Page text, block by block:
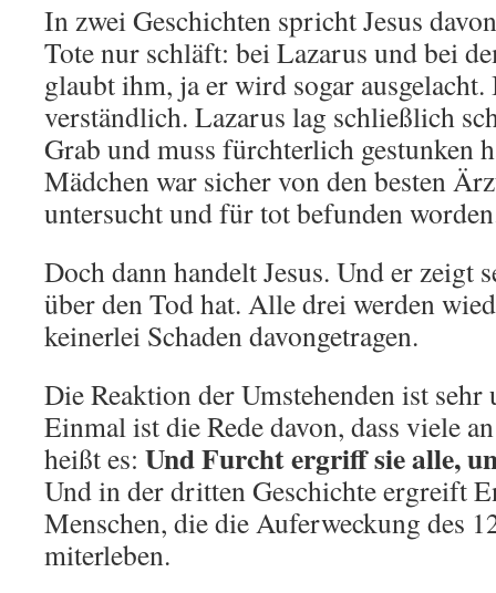
In zwei Geschichten spricht Jesus
Tote nur schläft: bei Lazarus und bei
glaubt ihm, ja er wird sogar ausgelacht.
verständlich. Lazarus lag schließlich
Grab und muss fürchterlich gestunken
Mädchen war sicher von den besten
untersucht und für tot befunden
Doch dann handelt Jesus. Und er zeigt
über den Tod hat. Alle drei werden
keinerlei Schaden davongetragen.
Die Reaktion der Umstehenden ist
Einmal ist die Rede davon, dass viele
heißt es: Und Furcht ergriff sie alle,
Und in der dritten Geschichte ergreift
Menschen, die die Auferweckung des
miterleben.